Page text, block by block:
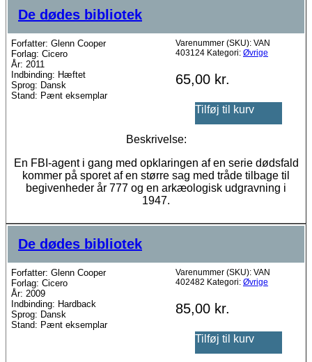
De dødes bibliotek
Forfatter: Glenn Cooper
Forlag: Cicero
År: 2011
Indbinding: Hæftet
Sprog: Dansk
Stand: Pænt eksemplar
Varenummer (SKU): VAN
403124 Kategori: Øvrige
65,00 kr.
Tilføj til kurv
Beskrivelse:
En FBI-agent i gang med opklaringen af en serie dødsfald
kommer på sporet af en større sag med tråde tilbage til
begivenheder år 777 og en arkæologisk udgravning i
1947.
De dødes bibliotek
Forfatter: Glenn Cooper
Forlag: Cicero
År: 2009
Indbinding: Hardback
Sprog: Dansk
Stand: Pænt eksemplar
Varenummer (SKU): VAN
402482 Kategori: Øvrige
85,00 kr.
Tilføj til kurv